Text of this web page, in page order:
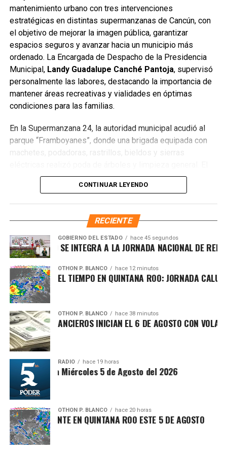
según cada modalidad.
Asimismo, se destacó que en las oficinas del IMDAI se
puede tramitar el certificado de discapacidad para quienes
aún no lo tengan, lo que facilita realizar todo el proceso en
un solo lugar, con atención inclusiva y sin trámites
adicionales.
La Ruta 27, de 64 kilómetros, conectará diversas zonas
habitacionales con avenidas principales y la nueva
infraestructura del Puente Nichupté, fortaleciendo la
movilidad segura y moderna en Cancún.
Recibe las noticias al instante
importantes de Quintana Roo directamente
en tu teléfono.
mantenimiento urbano con tres intervenciones
estratégicas en distintas supermanzanas de Cancún, con
el objetivo de mejorar la imagen pública, garantizar
espacios seguros y avanzar hacia un municipio más
ordenado. La Encargada de Despacho de la Presidencia
Municipal, Landy Guadalupe Canché Pantoja, supervisó
personalmente las labores, destacando la importancia de
mantener áreas recreativas y vialidades en óptimas
condiciones para las familias.
En la Supermanzana 24, la autoridad municipal acudió al
parque “Framboyanes”, donde una brigada equipada con
machetes, podadoras, rastrillos, bieldos y sierras
director de Parques y Áreas Jardinadas,Sergio Manuel
, informó que se atendieron
metros cuadradosy se retiraron30 metros cúbicos de
, principalmente vegetales. Asimismo, exhortó a
los vecinos a conservar el área en buen estado para evitar
acumulación de basura y fauna nociva.
Posteriormente, en la Supermanzana 215, frente a los
fraccionamientos Los Santos y La Guadalupana, se llevó a
cabo la limpieza y clausura de un basurero clandestino con
apoyo deSIRESOL Cancún
CONTINUAR LEYENDO
RECIENTE
GOBIERNO DEL ESTADO hace 45 segundos
ROO SE INTEGRA A LA JORNADA NACIONAL DE
OTHON P. BLANCO hace 12 minutos
DEL TIEMPO EN QUINTANA ROO: JORNADA
OTHON P. BLANCO hace 38 minutos
FINANCIEROS INICIAN EL 6 DE AGOSTO CON
RADIO hace 19 horas
Matutina Miércoles 5 de Agosto del 2026
OTHON P. BLANCO hace 20 horas
SOFOCANTE EN QUINTANA ROO ESTE 5 DE AGOSTO